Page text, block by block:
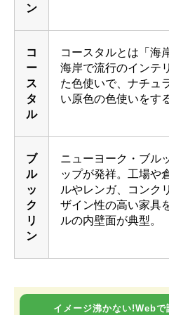
ン
コ
ー
ス
タ
ル
コースタルとは「海
海岸で流行のインテ
た色使いで、ナチュ
い原色の色使いをす
ブ
ル
ッ
ク
リ
ン
ニューヨーク・ブル
ップが発祥。工場や
ルやレンガ、コンク
ザイン性の高い家具
ルの内壁面が典型。
イメージ沸かない!Web